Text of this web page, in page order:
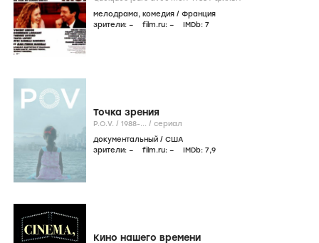
мелодрама, комедия / Франция
зрители: – film.ru: – IMDb: 7
Точка зрения
P.O.V. / 1988-... / сериал
документальный / США
зрители: – film.ru: – IMDb: 7,9
Кино нашего времени